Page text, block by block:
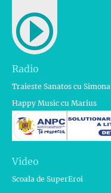
Radio
Traieste Sanatos cu Simona
Happy Music cu Marius
Video
Scoala de SuperEroi